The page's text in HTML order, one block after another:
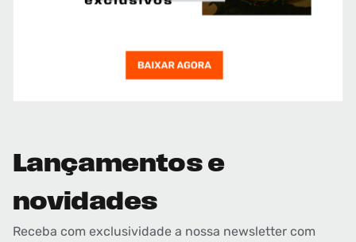
Lançamentos e
novidades
Receba com exclusividade a nossa newsletter com